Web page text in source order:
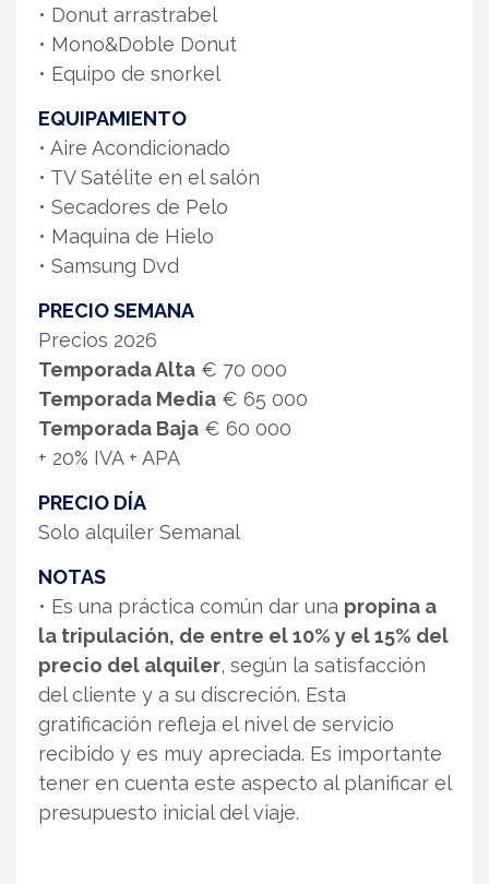
• Donut arrastrabel
• Mono&Doble Donut
• Equipo de snorkel
EQUIPAMIENTO
• Aire Acondicionado
• TV Satélite en el salón
• Secadores de Pelo
• Maquina de Hielo
• Samsung Dvd
PRECIO SEMANA
Precios 2026
Temporada Alta € 70 000
Temporada Media € 65 000
Temporada Baja € 60 000
+ 20% IVA + APA
PRECIO DÍA
Solo alquiler Semanal
NOTAS
• Es una práctica común dar una propina a
la tripulación, de entre el 10% y el 15% del
precio del alquiler, según la satisfacción
del cliente y a su discreción. Esta
gratificación refleja el nivel de servicio
recibido y es muy apreciada. Es importante
tener en cuenta este aspecto al planificar el
presupuesto inicial del viaje.